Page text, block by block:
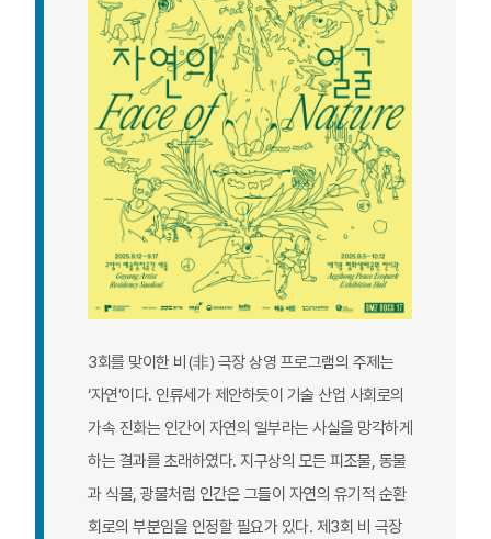
3회를 맞이한 비(非) 극장 상영 프로그램의 주제는
‘자연’이다. 인류세가 제안하듯이 기술 산업 사회로의
가속 진화는 인간이 자연의 일부라는 사실을 망각하게
하는 결과를 초래하였다. 지구상의 모든 피조물, 동물
과 식물, 광물처럼 인간은 그들이 자연의 유기적 순환
회로의 부분임을 인정할 필요가 있다. 제3회 비 극장